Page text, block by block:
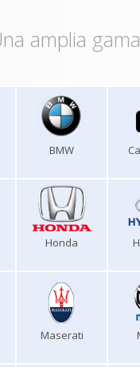
amplia
BMW
Honda
Maserati